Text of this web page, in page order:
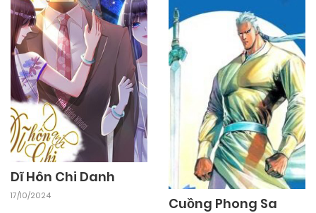
Chapter 33 25/09/2024
Chapter 32 25/09/2024
Chapter 31 25/09/2024
Chapter 30 25/09/2024
Dĩ Hôn Chi Danh
17/10/2024 Cuồng Phong Sa